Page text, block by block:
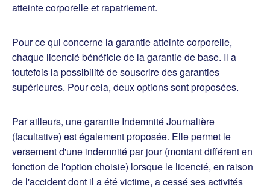
atteinte corporelle et rapatriement.
Pour ce qui concerne la garantie atteinte corporelle,
chaque licencié bénéficie de la garantie de base. Il a
toutefois la possibilité de souscrire des garanties
supérieures. Pour cela, deux options sont proposées.
Par ailleurs, une garantie Indemnité Journalière
(facultative) est également proposée. Elle permet le
versement d'une indemnité par jour (montant différent en
fonction de l'option choisie) lorsque le licencié, en raison
de l'accident dont il a été victime, a cessé ses activités